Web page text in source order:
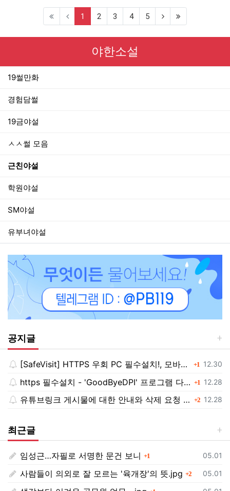
1 (current)
2 3 4 5
야한소설
19썰만화
경험담썰
19금야설
ㅅㅅ썰 모음
근친야설
학원야설
SM야설
유부녀야설
공지글
등록일
12.30
[SafeVisit] HTTPS 우회 PC 필수설치!, 모바일 최강속도 1댓글
등록일
12.28
https 필수설치 - 'GoodByeDPI' 프로그램 다운로드<< 1댓글
등록일
12.28
유튜브링크 게시물에 대한 안내와 삭제 요청 공지 2댓글
최근글
등록일
05.01
임성근…자필로 서명한 문건 보니 1
등록일
05.01
사람들이 의외로 잘 모르는 '육개장'의 뜻.jpg 2댓글